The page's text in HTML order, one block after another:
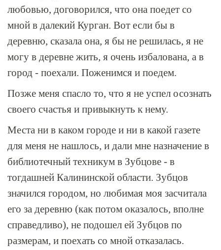
любовью, договорился, что она поедет со
мной в далекий Курган. Вот если бы в
деревню, сказала она, я бы не решилась, я не
могу в деревне жить, я очень избалована, а в
город - поехали. Поженимся и поедем.
Позже меня спасло то, что я не успел осознать
своего счастья и привыкнуть к нему.
Места ни в каком городе и ни в какой газете
для меня не нашлось, и дали мне назначение в
библиотечный техникум в Зубцове - в
тогдашней Калининской области. Зубцов
значился городом, но любимая моя засчитала
его за деревню (как потом оказалось, вполне
справедливо), не подошел ей Зубцов по
размерам, и поехать со мной отказалась.